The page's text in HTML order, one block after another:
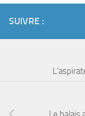
SUIVRE :